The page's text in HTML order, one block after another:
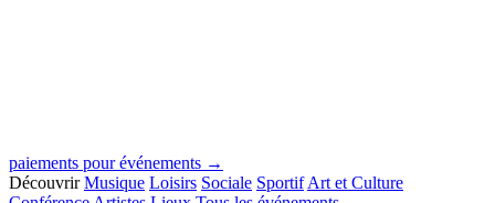
paiements pour événements →
Découvrir Musique Loisirs Sociale Sportif Art et Culture